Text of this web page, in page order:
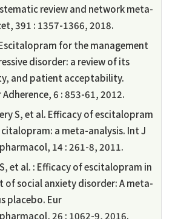
review and network meta-
391 : 1357-1366, 2018.
for the management
disorder: a review of its
and patient acceptability.
6 : 853-61, 2012.
S, et al. Efficacy of escitalopram
a meta-analysis. Int J
14 : 261-8, 2011.
et al. : Efficacy of escitalopram in
of social anxiety disorder: A meta-
placebo. Eur
26 : 1062-9, 2016.